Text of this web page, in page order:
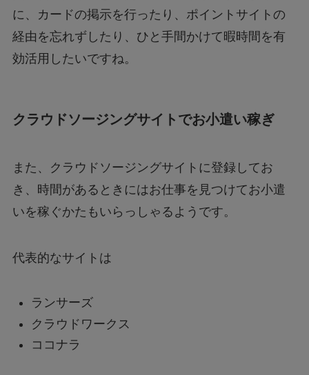
に、カードの掲示を行ったり、ポイントサイトの
経由を忘れずしたり、ひと手間かけて暇時間を有
効活用したいですね。
クラウドソージングサイトでお小遣い稼ぎ
また、クラウドソージングサイトに登録してお
き、時間があるときにはお仕事を見つけてお小遣
いを稼ぐかたもいらっしゃるようです。
代表的なサイトは
ランサーズ
クラウドワークス
ココナラ